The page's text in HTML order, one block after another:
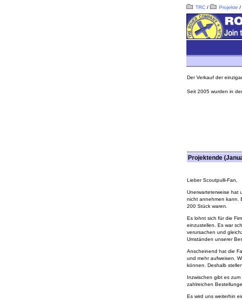
TRC / Projekte /
Der Verkauf der
Seit 2005 wurden in
Projektende
Lieber Scoutpulli-Fan,
Unerwarteterweise hat
nicht annehmen kann.
200 Stück waren.
Es lohnt sich für die
einzustellen. Es war
verursachen und
Umständen unserer
Anscheinend hat die
und mehr aufweisen.
können. Deshalb
Inzwischen gibt es
zahlreichen
Es wird uns weiterhin